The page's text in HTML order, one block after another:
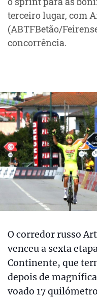
terceiro lugar, com
(ABTFBetão/
concorrência.
O corredor russo
venceu a sexta
Continente, que
depois de
voado 17